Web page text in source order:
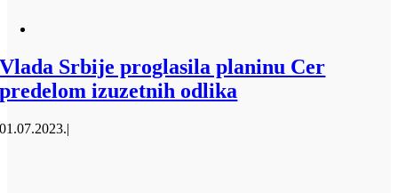
Vlada Srbije proglasila planinu Cer
predelom izuzetnih odlika
01.07.2023.|